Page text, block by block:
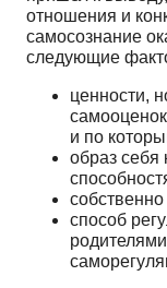
отношения и
самосознание
следующие
ценности,
и по
образ
способ